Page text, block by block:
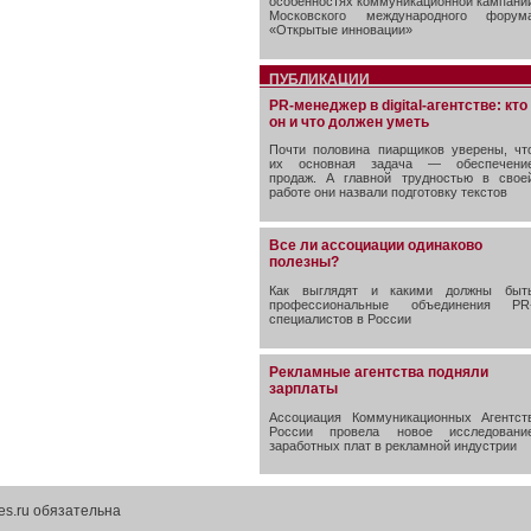
Московского международного
«Открытые инновации»
ПУБЛИКАЦИИ
PR-менеджер в digital-агентстве: кто
он и что должен уметь
Почти половина пиарщиков уверены,
их основная задача —
продаж. А главной трудностью в
работе они назвали подготовку текстов
Все ли ассоциации одинаково
полезны?
Как выглядят и какими должны
профессиональные объединения
специалистов в России
Рекламные агентства подняли
зарплаты
Ассоциация Коммуникационных
России провела новое
заработных плат в рекламной индустрии
обязательна